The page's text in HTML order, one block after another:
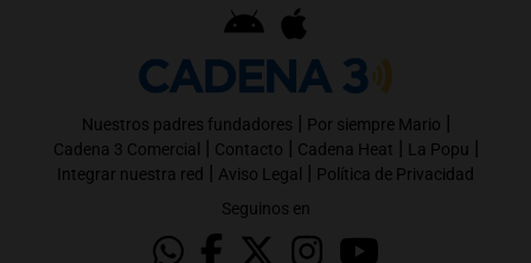
Nuestros padres fundadores | Por siempre Mario |
Cadena 3 Comercial | Contacto | Cadena Heat | La Popu |
Integrar nuestra red | Aviso Legal | Política de Privacidad
Seguinos en